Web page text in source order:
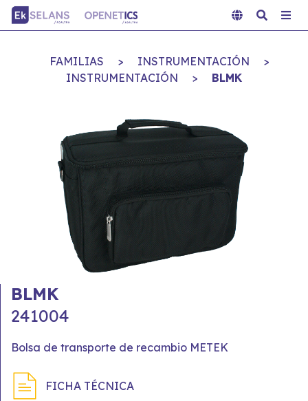
FAMILIAS > INSTRUMENTACIÓN
>
INSTRUMENTACIÓN
> BLMK
BLMK
241004
Bolsa de transporte de recambio METEK
FICHA TÉCNICA